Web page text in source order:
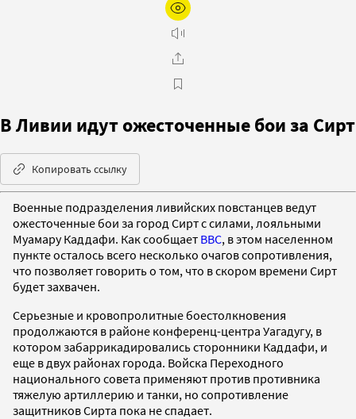
В Ливии идут ожесточенные бои за Сирт
Копировать ссылку
Военные подразделения ливийских повстанцев ведут
ожесточенные бои за город Сирт с силами, лояльными
Муамару Каддафи. Как сообщает BBC, в этом населенном
пункте осталось всего несколько очагов сопротивления,
что позволяет говорить о том, что в скором времени Сирт
будет захвачен.
Серьезные и кровопролитные боестолкновения
продолжаются в районе конференц-центра Уагадугу, в
котором забаррикадировались сторонники Каддафи, и
еще в двух районах города. Войска Переходного
национального совета применяют против противника
тяжелую артиллерию и танки, но сопротивление
защитников Сирта пока не спадает.